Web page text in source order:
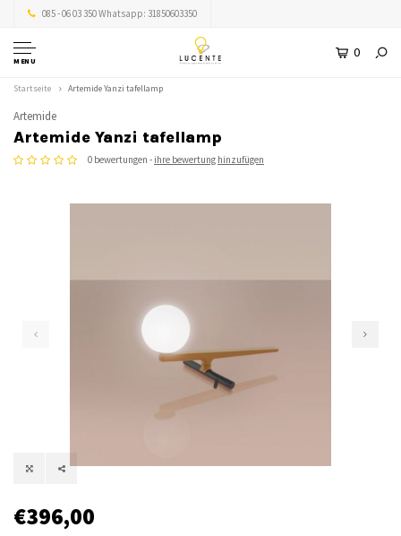
085 - 06 03 350 Whatsapp: 31850603350
MENU
0
Startseite Artemide Yanzi tafellamp
Artemide
Artemide Yanzi tafellamp
0 bewertungen - ihre bewertung hinzufügen
€396,00